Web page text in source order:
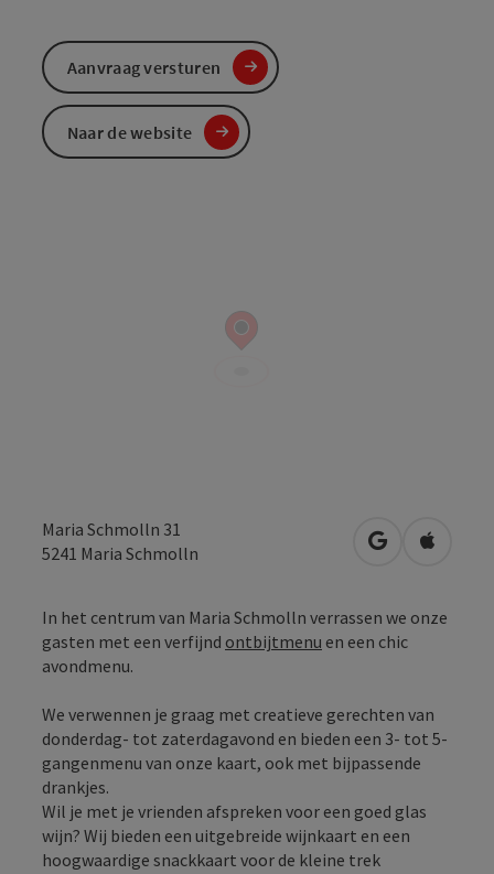
Maria Schmolln 31
5241 Maria Schmolln Openen in
In het centrum van Maria Schmolln verrassen we onze
gasten met een verfijnd ontbijtmenu en een chic
avondmenu.
We verwennen je graag met creatieve gerechten van
donderdag- tot zaterdagavond en bieden een 3- tot 5-
gangenmenu van onze kaart, ook met bijpassende
drankjes.
Wil je met je vrienden afspreken voor een goed glas
wijn? Wij bieden een uitgebreide wijnkaart en een
hoogwaardige snackkaart voor de kleine trek
Aanvraag versturen
Naar de website